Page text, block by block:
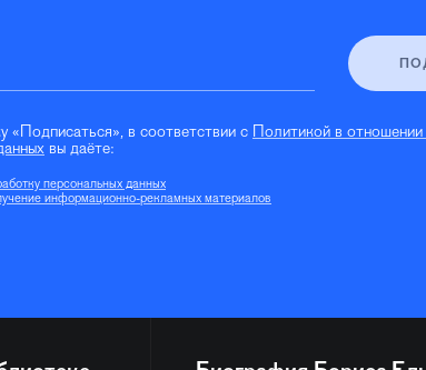
«Подписаться», в соответствии с Политикой в
вы даёте:
персональных данных
информационно-рекламных материалов